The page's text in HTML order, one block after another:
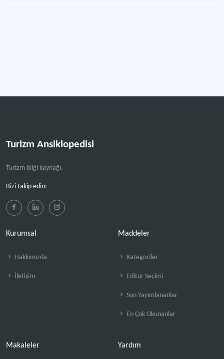
Turizm Ansiklopedisi
Turizm bilgi kaynağı.
Bizi takip edin:
Kurumsal
Hakkımızda
İletişim
Maddeler
Kategoriler
Editör Seçimi
Son Yayımlananlar
En Çok Okunanlar
Makaleler Yardım